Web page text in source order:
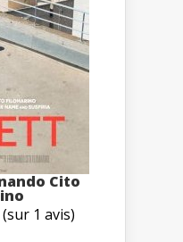
Cito
1 avis)